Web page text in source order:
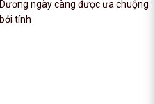
Dương ngày càng được ưa chuộng
bởi tính